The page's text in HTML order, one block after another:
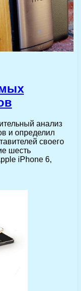
анализ
и определил
своего
шесть
iPhone 6,